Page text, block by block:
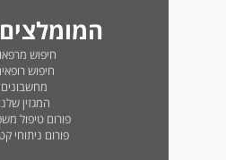
חיפוש
חיפוש
מחשבונים
המגזין שלנו
פורום טיפול
פורום ניתוחי